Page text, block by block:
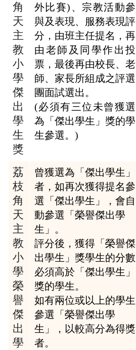
角
天
主
教
小
學
傑
出
學
生
獎
外比賽)、宗教活動參
與及表現、服務表現評
分，由班主任提名，再
由老師及同學作出投
票，最後再由校長、老
師、家長所組成之評選
團面試選出。
(必須有三位未曾獲選
為「傑出學生」獎的學
生參選。)
荔
枝
角
天
主
教
小
學
榮
譽
傑
出
學
曾獲選為「傑出學生」
者，如再次獲得提名參
選 「傑出學生」，會自
動參選「榮譽傑出學
生」。
評分後，獲得「榮譽傑
出學生」獎學生的分數
必須高於「傑出學生」
獎的學生。
如有兩位或以上的學生
參選「榮譽傑出學
生」，以較高分為得獎
者。